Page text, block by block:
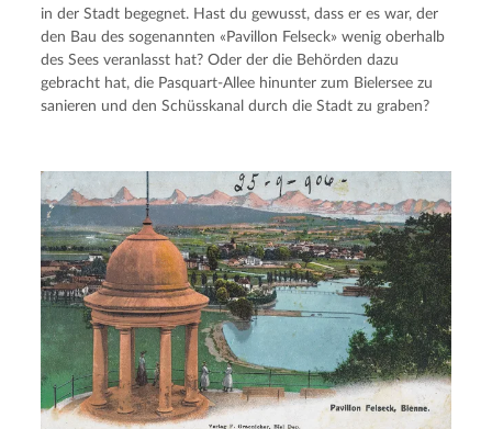
in der Stadt begegnet. Hast du gewusst, dass er es war, der
den Bau des sogenannten «Pavillon Felseck» wenig oberhalb
des Sees veranlasst hat? Oder der die Behörden dazu
gebracht hat, die Pasquart-Allee hinunter zum Bielersee zu
sanieren und den Schüsskanal durch die Stadt zu graben?